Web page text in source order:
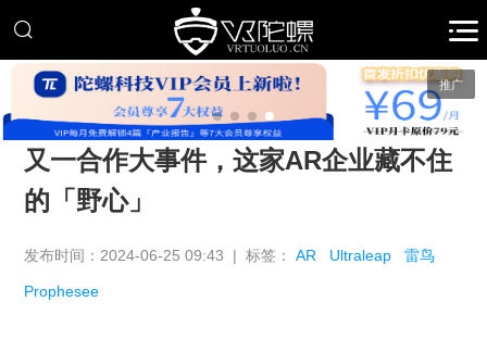
推广
又一合作大事件，这家AR企业藏不住
的「野心」
发布时间：2024-06-25 09:43 | 标签：AR Ultraleap 雷鸟
Prophesee